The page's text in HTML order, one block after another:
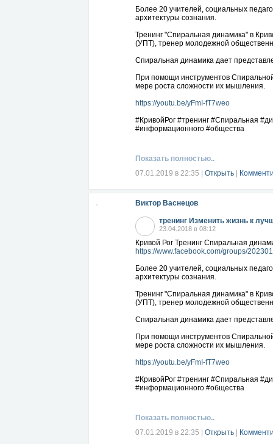
Более 20 учителей, социальных
архитектуры сознания.
Тренинг "Спиральная динамика" в
(УПТ), тренер молодежной
Спиральная динамика дает
При помощи инструментов
мере роста сложности их мышления.
https://youtu.be/yFmI-fT7weo
#КривойРог #тренинг #Спиральная
#информационного #общества
Показать полностью..
07.01.2019 в 22:35
Открыть
Виктор Васнецов
тренинг Изменить жизнь к
23.04.2018 в 08:12
Кривой Рог Тренинг Спиральная
https://www.facebook.com/groups/
Более 20 учителей, социальных
архитектуры сознания.
Тренинг "Спиральная динамика" в
(УПТ), тренер молодежной
Спиральная динамика дает
При помощи инструментов
мере роста сложности их мышления.
https://youtu.be/yFmI-fT7weo
#КривойРог #тренинг #Спиральная
#информационного #общества
Показать полностью..
07.01.2019 в 22:35
Открыть